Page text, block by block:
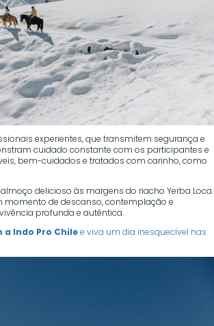
experientes, que transmitem segurança e
cuidado constante com os participantes e
bem-cuidados e tratados com carinho, como
delicioso às margens do riacho Yerba Loca.
de descanso, contemplação e
profunda e autêntica.
a Indo Pro Chilee viva um dia inesquecível nas